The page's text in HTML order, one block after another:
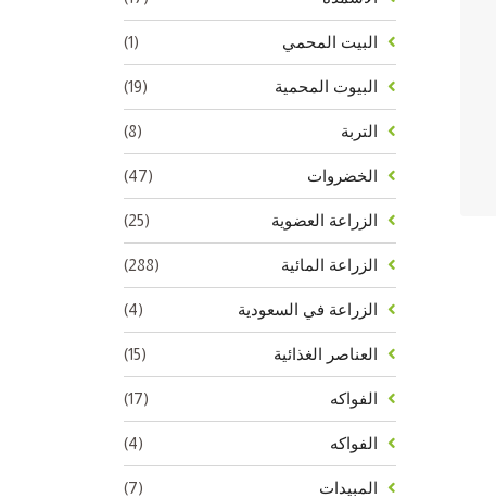
البيت المحمي (1)
البيوت المحمية (19)
التربة (8)
الخضروات (47)
الزراعة العضوية (25)
الزراعة المائية (288)
الزراعة في السعودية (4)
العناصر الغذائية (15)
الفواكه (17)
الفواكه (4)
المبيدات (7)